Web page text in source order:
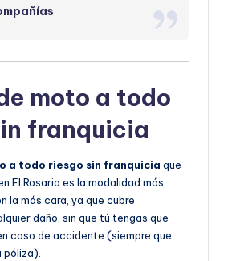
moto a todo
franquicia
a todo riesgo sin franquicia que
El Rosario es la modalidad más
la más cara, ya que cubre
daño, sin que tú tengas que
caso de accidente (siempre que
póliza).